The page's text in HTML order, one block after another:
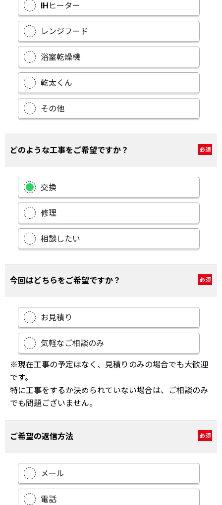
IHヒーター
レンジフード
浴室乾燥機
乾太くん
その他
どのような工事をご希望ですか？ 必須
交換
修理
相談したい
今回はどちらをご希望ですか？ 必須
お見積り
気軽なご相談のみ
※現在工事の予定はなく、見積りのみの場合でも大歓迎
です。
特に工事をするか決められていない場合は、ご相談のみ
でも問題ございません。
ご希望の返信方法 必須
メール
電話